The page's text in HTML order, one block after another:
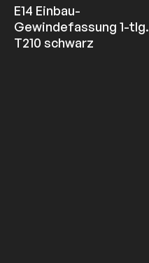
E14 Einbau-
Gewindefassung 1-tlg.
T210 schwarz